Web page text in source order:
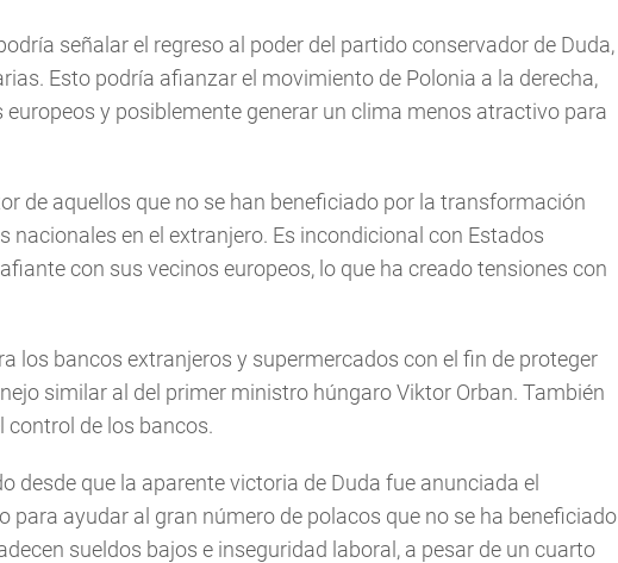
señalar el regreso al poder del partido conservador de Duda,
Esto podría afianzar el movimiento de Polonia a la derecha,
y posiblemente generar un clima menos atractivo para
de aquellos que no se han beneficiado por la transformación
en el extranjero. Es incondicional con Estados
con sus vecinos europeos, lo que ha creado tensiones con
los bancos extranjeros y supermercados con el fin de proteger
similar al del primer ministro húngaro Viktor Orban. También
control de los bancos.
desde que la aparente victoria de Duda fue anunciada el
para ayudar al gran número de polacos que no se ha beneficiado
sueldos bajos e inseguridad laboral, a pesar de un cuarto